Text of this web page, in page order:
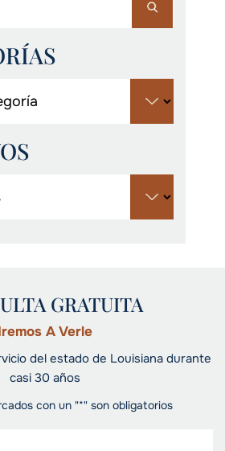
GRATUITA
A Verle
del estado de Louisiana durante
casi 30 años
con un "*" son obligatorios